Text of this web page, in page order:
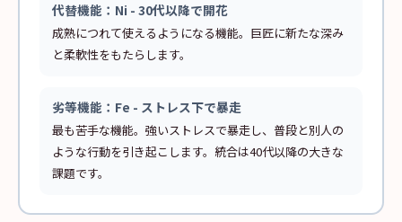
代替機能：Ni - 30代以降で開花
成熟につれて使えるようになる機能。巨匠に新たな深み
と柔軟性をもたらします。
劣等機能：Fe - ストレス下で暴走
最も苦手な機能。強いストレスで暴走し、普段と別人の
ような行動を引き起こします。統合は40代以降の大きな
課題です。